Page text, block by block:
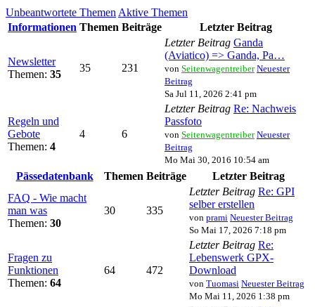
Unbeantwortete Themen Aktive Themen
Informationen Themen Beiträge Letzter Beitrag
Newsletter
Themen: 35
35 231
Letzter Beitrag Ganda
(Aviatico) => Ganda, Pa…
von Seitenwagentreiber Neuester
Beitrag
Sa Jul 11, 2026 2:41 pm
Regeln und
Gebote
Themen: 4
4 6
Letzter Beitrag Re: Nachweis
Passfoto
von Seitenwagentreiber Neuester
Beitrag
Mo Mai 30, 2016 10:54 am
Pässedatenbank Themen Beiträge
Letzter Beitrag
FAQ - Wie macht
man was
Themen: 30
30 335
Letzter Beitrag Re: GPI
selber erstellen
von prami Neuester Beitrag
So Mai 17, 2026 7:18 pm
Fragen zu
Funktionen
Themen: 64
64 472
Letzter Beitrag Re:
Lebenswerk GPX-
Download
von Tuomasi Neuester Beitrag
Mo Mai 11, 2026 1:38 pm